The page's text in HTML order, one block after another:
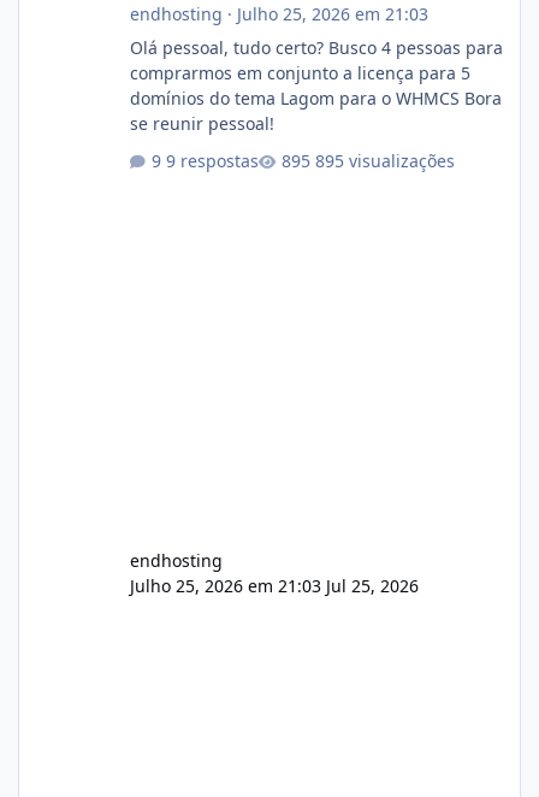
endhosting · Julho 25, 2026 em 21:03
Olá pessoal, tudo certo? Busco 4 pessoas para
comprarmos em conjunto a licença para 5
domínios do tema Lagom para o WHMCS Bora
se reunir pessoal!
9 respostas
895 visualizações
endhosting
Julho 25, 2026 em 21:03 Jul 25, 2026